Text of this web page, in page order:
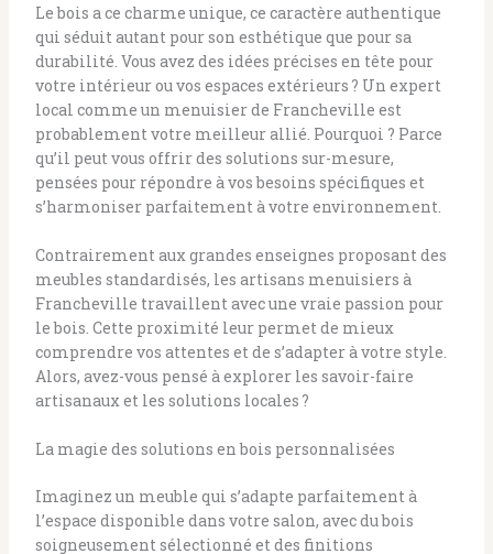
Le bois a ce charme unique, ce caractère authentique
qui séduit autant pour son esthétique que pour sa
durabilité. Vous avez des idées précises en tête pour
votre intérieur ou vos espaces extérieurs ? Un expert
local comme un menuisier de Francheville est
probablement votre meilleur allié. Pourquoi ? Parce
qu’il peut vous offrir des solutions sur-mesure,
pensées pour répondre à vos besoins spécifiques et
s’harmoniser parfaitement à votre environnement.
Contrairement aux grandes enseignes proposant des
meubles standardisés, les artisans menuisiers à
Francheville travaillent avec une vraie passion pour
le bois. Cette proximité leur permet de mieux
comprendre vos attentes et de s’adapter à votre style.
Alors, avez-vous pensé à explorer les savoir-faire
artisanaux et les solutions locales ?
La magie des solutions en bois personnalisées
Imaginez un meuble qui s’adapte parfaitement à
l’espace disponible dans votre salon, avec du bois
soigneusement sélectionné et des finitions